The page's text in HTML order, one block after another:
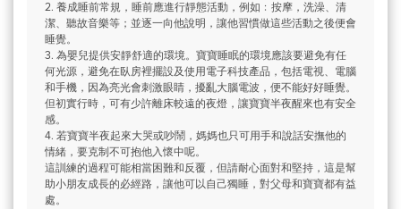
2. 養成睡前常規，睡前應進行靜態活動，例如﹕按摩，洗澡、清
潔、聽故音樂等；並逐一向他說明，讓他習慣做這些活動之後便會
睡覺。
3. 為嬰兒提供安靜舒適的環境。寶寶睡眠的環境應該要避免有任
何光源，避免在臥房裡擺設及使用電子科技產品，包括電視、電腦
和手機，因為亮光會刺激眼睛，擾亂大腦電波，便不能好好睡覺。
但初實行時，可有少許離床較遠的夜燈，讓寶寶半夜醒來也有安全
感。
4. 若寶寶半夜起來大哭或吵鬧，媽媽也只可用手和說話安撫他的
情緒，要克制不可抱他入懷中呢。
這訓練的過程可能相當困難和反覆，但請耐心面對和堅持，這是幫
助小朋友成長的必經路，讓他可以自己獨睡，對父母和寶寶都有益
處。